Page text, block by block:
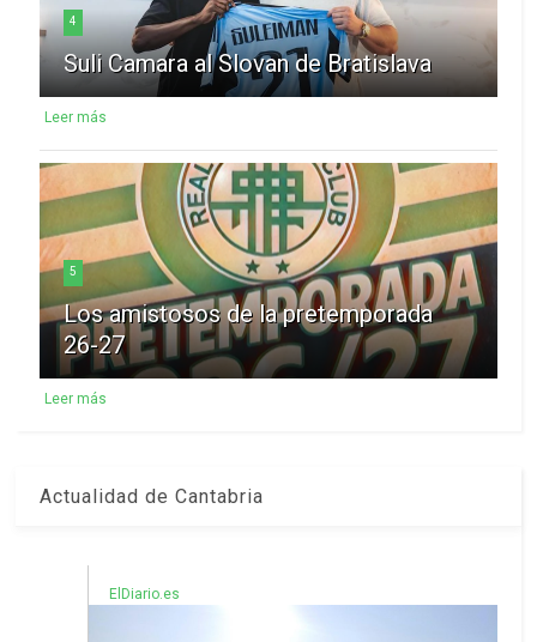
4
Suli Camara al Slovan de Bratislava
Leer más
5
Los amistosos de la pretemporada
26-27
Leer más
Actualidad de Cantabria
ElDiario.es